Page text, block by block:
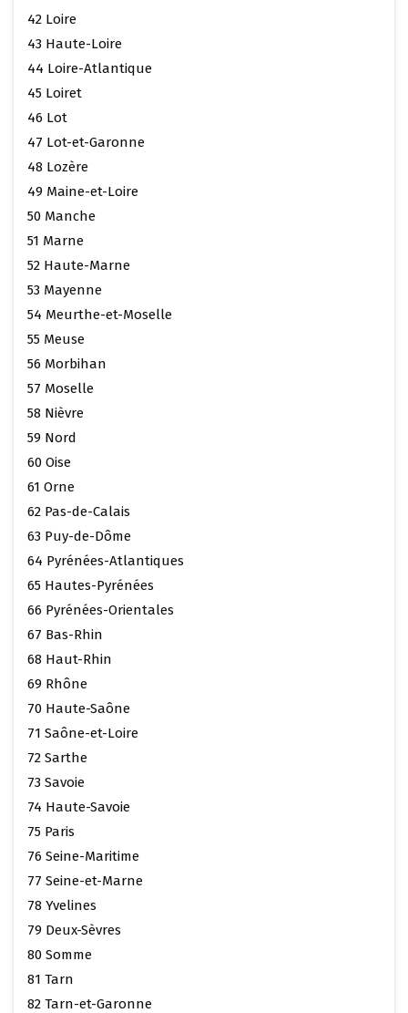
42 Loire
43 Haute-Loire
44 Loire-Atlantique
45 Loiret
46 Lot
47 Lot-et-Garonne
48 Lozère
49 Maine-et-Loire
50 Manche
51 Marne
52 Haute-Marne
53 Mayenne
54 Meurthe-et-Moselle
55 Meuse
56 Morbihan
57 Moselle
58 Nièvre
59 Nord
60 Oise
61 Orne
62 Pas-de-Calais
63 Puy-de-Dôme
64 Pyrénées-Atlantiques
65 Hautes-Pyrénées
66 Pyrénées-Orientales
67 Bas-Rhin
68 Haut-Rhin
69 Rhône
70 Haute-Saône
71 Saône-et-Loire
72 Sarthe
73 Savoie
74 Haute-Savoie
75 Paris
76 Seine-Maritime
77 Seine-et-Marne
78 Yvelines
79 Deux-Sèvres
80 Somme
81 Tarn
82 Tarn-et-Garonne